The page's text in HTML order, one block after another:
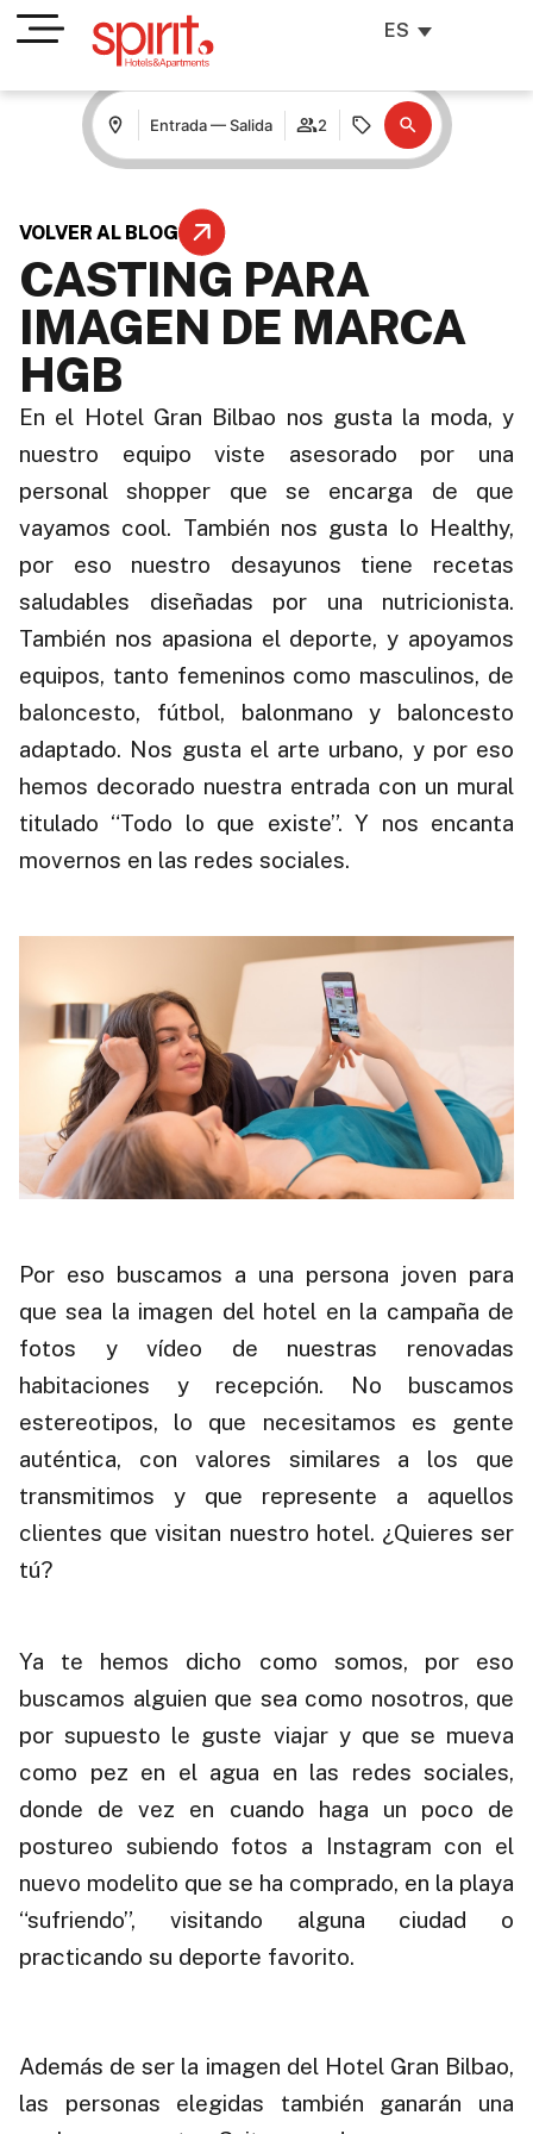
ES
Entrada — Salida 2
VOLVER AL BLOG
CASTING PARA
IMAGEN DE MARCA
HGB
En el Hotel Gran Bilbao nos gusta la moda, y
nuestro equipo viste asesorado por una
personal shopper que se encarga de que
vayamos cool. También nos gusta lo Healthy,
por eso nuestro desayunos tiene recetas
saludables diseñadas por una nutricionista.
También nos apasiona el deporte, y apoyamos
equipos, tanto femeninos como masculinos, de
baloncesto, fútbol, balonmano y baloncesto
adaptado. Nos gusta el arte urbano, y por eso
hemos decorado nuestra entrada con un mural
titulado “Todo lo que existe”. Y nos encanta
movernos en las redes sociales.
Por eso buscamos a una persona joven para
que sea la imagen del hotel en la campaña de
fotos y vídeo de nuestras renovadas
habitaciones y recepción. No buscamos
estereotipos, lo que necesitamos es gente
auténtica, con valores similares a los que
transmitimos y que represente a aquellos
clientes que visitan nuestro hotel. ¿Quieres ser
tú?
Ya te hemos dicho como somos, por eso
buscamos alguien que sea como nosotros, que
por supuesto le guste viajar y que se mueva
como pez en el agua en las redes sociales,
donde de vez en cuando haga un poco de
postureo subiendo fotos a Instagram con el
nuevo modelito que se ha comprado, en la playa
“sufriendo”, visitando alguna ciudad o
practicando su deporte favorito.
Además de ser la imagen del Hotel Gran Bilbao,
las personas elegidas también ganarán una